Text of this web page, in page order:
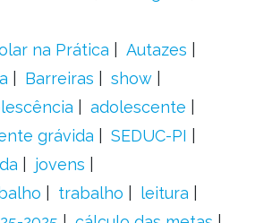
na Prática
Autazes
Barreiras
show
adolescente
grávida
SEDUC-PI
jovens
trabalho
leitura